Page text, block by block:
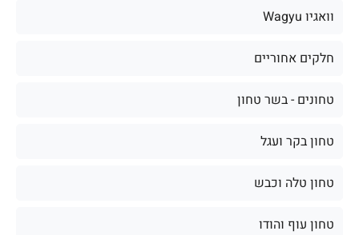
וואגיו Wagyu
חלקים אחוריים
טחונים - בשר טחון
טחון בקר ועגל
טחון טלה וכבש
טחון עוף והודו